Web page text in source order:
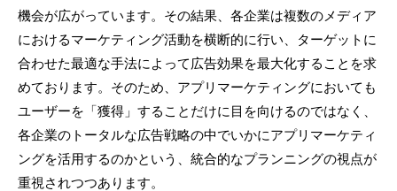
機会が広がっています。その結果、各企業は複数のメディア
におけるマーケティング活動を横断的に行い、ターゲットに
合わせた最適な手法によって広告効果を最大化することを求
めております。そのため、アプリマーケティングにおいても
ユーザーを「獲得」することだけに目を向けるのではなく、
各企業のトータルな広告戦略の中でいかにアプリマーケティ
ングを活用するのかという、統合的なプランニングの視点が
重視されつつあります。